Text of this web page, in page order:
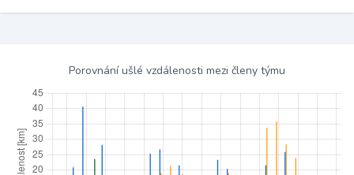
Porovnání ušlé vzdálenosti mezi členy týmu